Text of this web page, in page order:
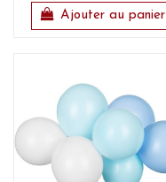
Ajouter au panier